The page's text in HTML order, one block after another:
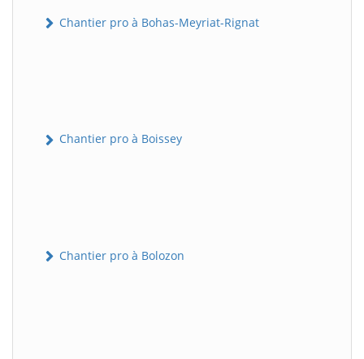
Chantier pro à Bohas-Meyriat-Rignat
Chantier pro à Boissey
Chantier pro à Bolozon